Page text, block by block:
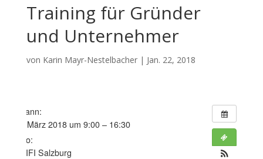
Training für Gründer
und Unternehmer
von Karin Mayr-Nestelbacher| Jan. 22, 2018
Wann:
3. März 2018 um 9:00 – 16:30
Wo:
WIFI Salzburg